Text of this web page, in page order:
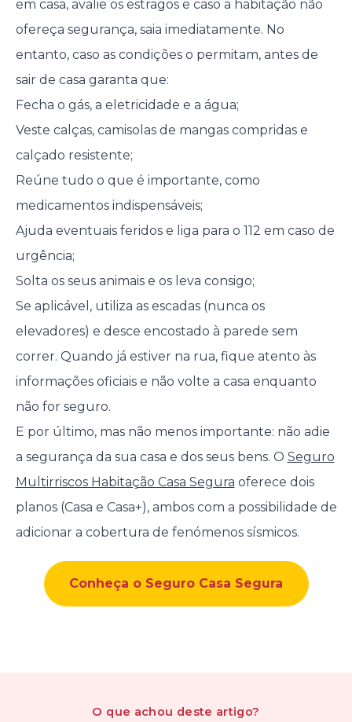
em casa, avalie os estragos e caso a habitação não
ofereça segurança, saia imediatamente. No
entanto, caso as condições o permitam, antes de
sair de casa garanta que:
Fecha o gás, a eletricidade e a água;
Veste calças, camisolas de mangas compridas e
calçado resistente;
Reúne tudo o que é importante, como
medicamentos indispensáveis;
Ajuda eventuais feridos e liga para o 112 em caso de
urgência;
Solta os seus animais e os leva consigo;
Se aplicável, utiliza as escadas (nunca os
elevadores) e desce encostado à parede sem
correr. Quando já estiver na rua, fique atento às
informações oficiais e não volte a casa enquanto
não for seguro.
E por último, mas não menos importante: não adie
a segurança da sua casa e dos seus bens. O Seguro
Multirriscos Habitação Casa Segura oferece dois
planos (Casa e Casa+), ambos com a possibilidade de
adicionar a cobertura de fenómenos sísmicos.
Conheça o Seguro Casa Segura
O que achou deste artigo?